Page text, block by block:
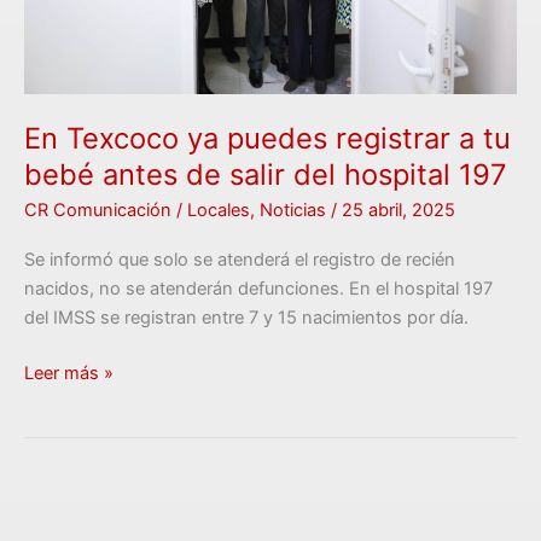
En Texcoco ya puedes registrar a tu
bebé antes de salir del hospital 197
CR Comunicación / Locales, Noticias / 25 abril, 2025
Se informó que solo se atenderá el registro de recién
nacidos, no se atenderán defunciones. En el hospital 197
del IMSS se registran entre 7 y 15 nacimientos por día.
del
hospital
197
Leer más »